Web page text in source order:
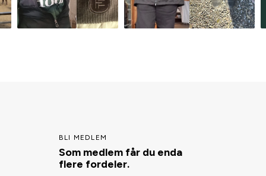
BLI MEDLEM
Som medlem får du enda
flere fordeler.